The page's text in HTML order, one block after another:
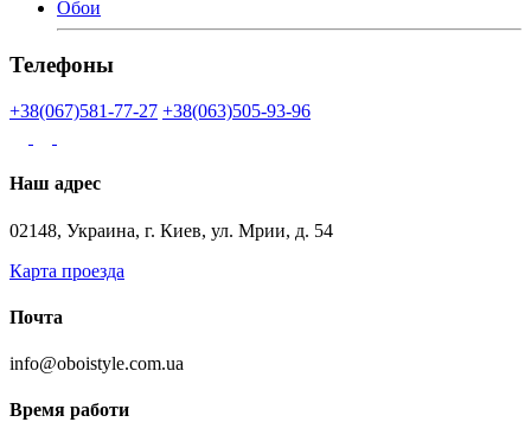
Обои
Телефоны
+38(067)581-77-27 +38(063)505-93-96
Наш адрес
02148, Украина, г. Киев, ул. Мрии, д. 54
Карта проезда
Почта
info@oboistyle.com.ua
Время работи